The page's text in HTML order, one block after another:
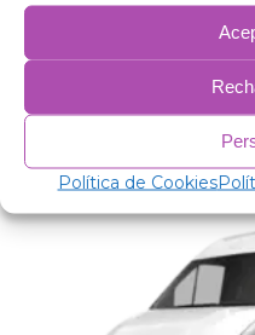
Política de Cookies
Estofamento
PVC anticondensação.
Produtos